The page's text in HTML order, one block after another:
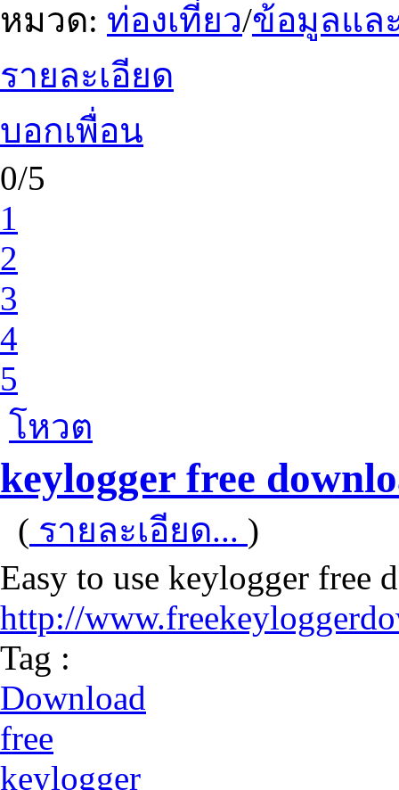
หมวด: ท่องเที่ยว/ข้อมูลแล
รายละเอียด
บอกเพื่อน
0/5
1
2
3
4
5
โหวต
keylogger free
( รายละเอียด... )
Easy to use keylogger free
http://
Tag :
Download
free
keylogger